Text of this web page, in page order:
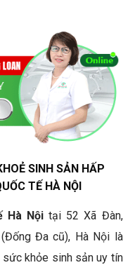
SINH SẢN HẤP
TẾ HÀ NỘI
Hà Nội tại 52 Xã Đàn,
Đa cũ), Hà Nội là
khỏe sinh sản uy tín